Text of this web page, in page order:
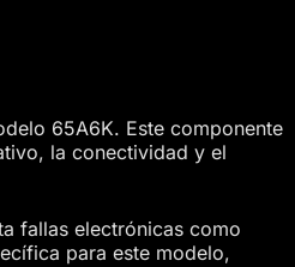
65A6K. Este componente
la conectividad y el
fallas electrónicas como
para este modelo,